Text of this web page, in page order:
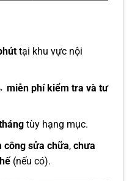
tại khu vực nội
miễn phí kiểm tra và tư
tùy hạng mục.
công sửa chữa, chưa
(nếu có).